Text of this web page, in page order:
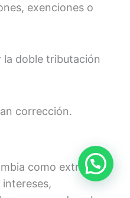
exenciones o
la doble tributación
corrección.
como extranjero